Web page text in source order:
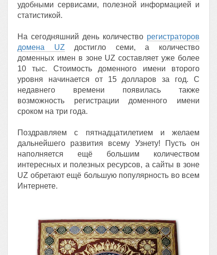
удобными сервисами, полезной информацией и
статистикой.
На сегодняшний день количество регистраторов
домена UZ достигло семи, а количество
доменных имен в зоне UZ составляет уже более
10 тыс. Стоимость доменного имени второго
уровня начинается от 15 долларов за год. С
недавнего времени появилась также
возможность регистрации доменного имени
сроком на три года.
Поздравляем с пятнадцатилетием и желаем
дальнейшего развития всему Узнету! Пусть он
наполняется ещё большим количеством
интересных и полезных ресурсов, а сайты в зоне
UZ обретают ещё большую популярность во всем
Интернете.